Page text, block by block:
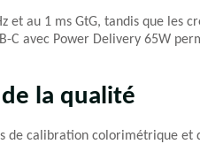
et au 1 ms GtG, tandis que les
C avec Power Delivery 65W
la qualité
de calibration colorimétrique et